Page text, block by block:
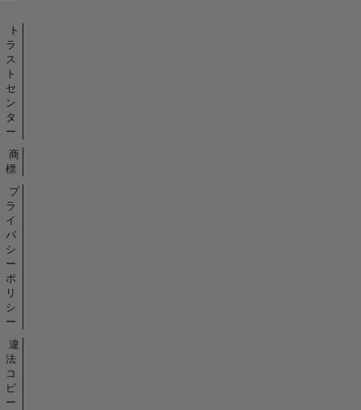
ト
ラ
ス
ト
セ
ン
タ
ー
商
標
プ
ラ
イ
バ
シ
ー
ポ
リ
シ
ー
違
法
コ
ピ
ー